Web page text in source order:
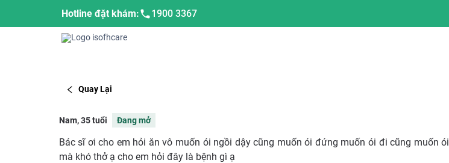
Hotline đặt khám: 1900 3367
Quay Lại
Nam, 35 tuổi Đang mở
Bác sĩ ơi cho em hỏi ăn vô muốn ói ngồi dậy cũng muốn ói đứng muốn ói đi cũng muốn ói
mà khó thở ạ cho em hỏi đây là bệnh gì ạ